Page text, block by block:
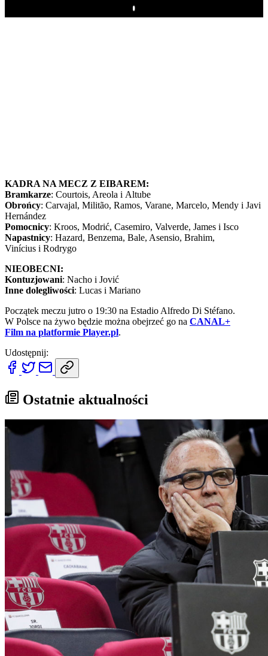
Play
KADRA NA MECZ Z EIBAREM:
Bramkarze: Courtois, Areola i Altube
Obrońcy: Carvajal, Militão, Ramos, Varane, Marcelo, Mendy i Javi
Hernández
Pomocnicy: Kroos, Modrić, Casemiro, Valverde, James i Isco
Napastnicy: Hazard, Benzema, Bale, Asensio, Brahim,
Vinícius i Rodrygo
NIEOBECNI:
Kontuzjowani: Nacho i Jović
Inne dolegliwości: Lucas i Mariano
Początek meczu jutro o 19:30 na Estadio Alfredo Di Stéfano.
W Polsce na żywo będzie można obejrzeć go na CANAL+
Film na platformie Player.pl.
Udostępnij:
Ostatnie aktualności